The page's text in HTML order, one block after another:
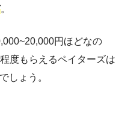
。
円ほどなの
度もらえるペイターズは
しょう。